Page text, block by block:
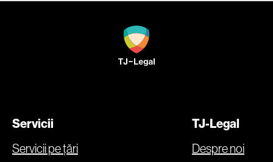
Servicii
Servicii pe țări
TJ-Legal
Despre noi